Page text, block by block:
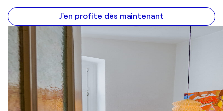
J'en profite dès maintenant